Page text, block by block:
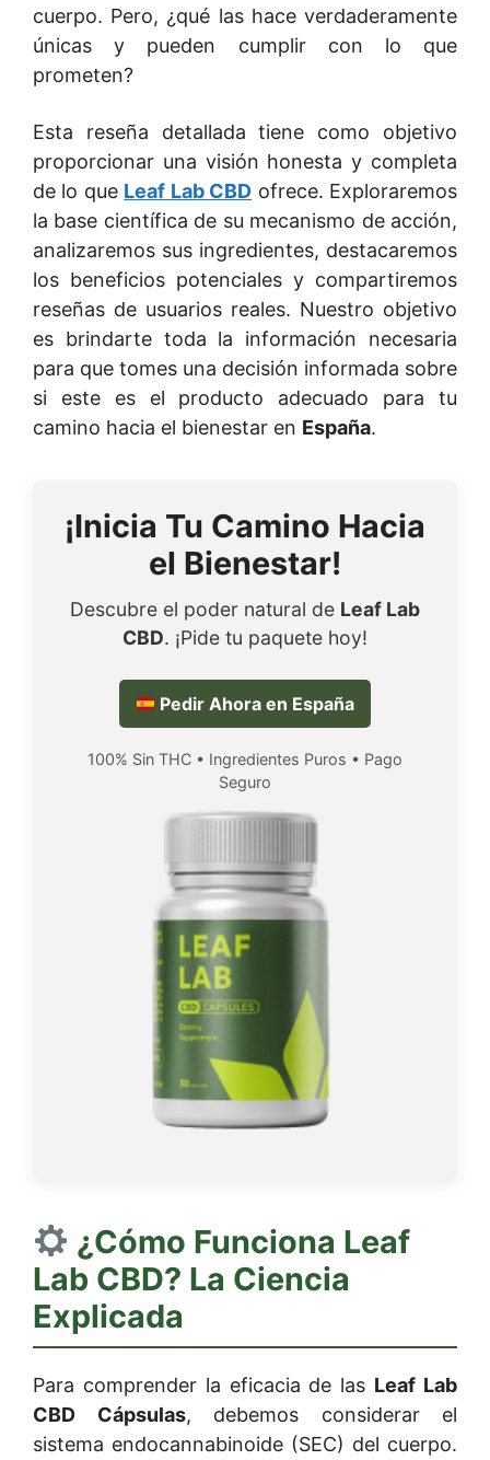
cuerpo. Pero, ¿qué las hace verdaderamente
únicas y pueden cumplir con lo que
prometen?
Esta reseña detallada tiene como objetivo
proporcionar una visión honesta y completa
de lo que Leaf Lab CBD ofrece. Exploraremos
la base científica de su mecanismo de acción,
analizaremos sus ingredientes, destacaremos
los beneficios potenciales y compartiremos
reseñas de usuarios reales. Nuestro objetivo
es brindarte toda la información necesaria
para que tomes una decisión informada sobre
si este es el producto adecuado para tu
camino hacia el bienestar en España.
¡Inicia Tu Camino Hacia
el Bienestar!
Descubre el poder natural de Leaf Lab
CBD. ¡Pide tu paquete hoy!
Pedir Ahora en España
100% Sin THC • Ingredientes Puros • Pago
Seguro
¿Cómo Funciona Leaf
Lab CBD? La Ciencia
Explicada
Para comprender la eficacia de las Leaf Lab
CBD Cápsulas, debemos considerar el
sistema endocannabinoide (SEC) del cuerpo.